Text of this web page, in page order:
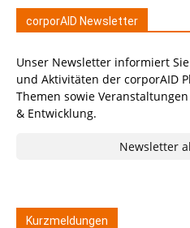
corporAID Newsletter
Unser Newsletter informiert
und Aktivitäten der corporAID
Themen sowie
& Entwicklung.
Newsletter
Kurzmeldungen